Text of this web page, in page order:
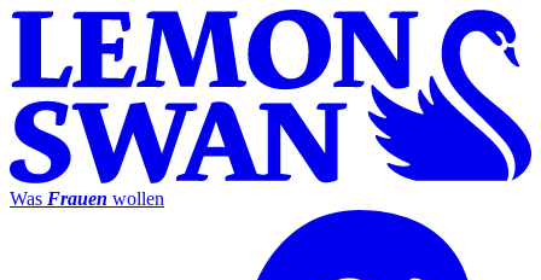
Was Frauen wollen